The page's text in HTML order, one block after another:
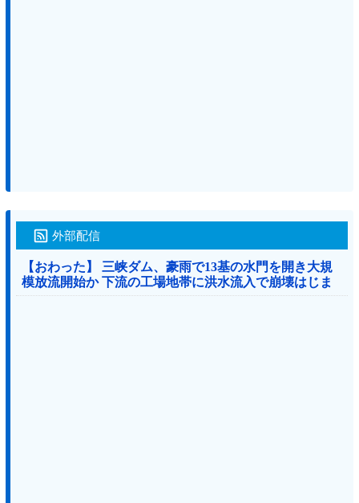
外部配信
【おわった】 三峡ダム、豪雨で13基の水門を開き大規
模放流開始か 下流の工場地帯に洪水流入で崩壊はじま
る